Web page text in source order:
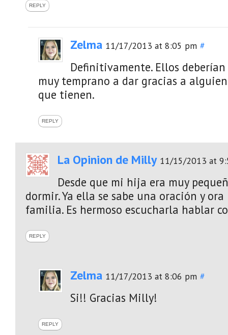
REPLY
Zelma 11/17/2013 at 8:05 pm #
Definitivamente. Ellos deberían
muy temprano a dar gracias a
que tienen.
REPLY
La Opinion de Milly 11/15/2013 at
Desde que mi hija era muy
dormir. Ya ella se sabe una oración y
familia. Es hermoso escucharla hablar
REPLY
Zelma 11/17/2013 at 8:06 pm #
Si!! Gracias Milly!
REPLY